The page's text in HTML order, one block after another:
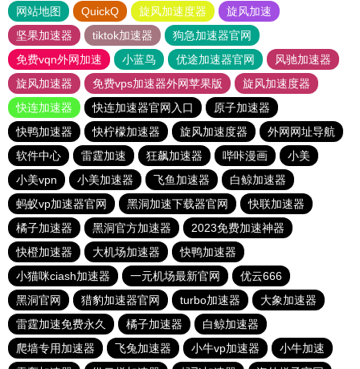
网站地图 QuickQ 旋风加速度器
旋风加速
坚果加速器
tiktok加速器
狗急加速器官网
免费vqn外网加速
小蓝鸟 优途加速器官网
风驰加速器
旋风加速器
免费vps加速器外网苹果版
旋风加速度器
快连加速器
快连加速器官网入口
原子加速器
快鸭加速器
快柠檬加速器 旋风加速度器
外网网址导航
软件中心
雷霆加速 狂飙加速器 哔咔漫画
小美
小美vpn
小美加速器 飞鱼加速器
白鲸加速器
蚂蚁vp加速器官网
黑洞加速下载器官网
快联加速器
橘子加速器
黑洞官方加速器
2023免费加速神器
快橙加速器
大机场加速器
快鸭加速器
小猫咪ciash加速器
一元机场最新官网
优云666
黑洞官网
猎豹加速器官网 turbo加速器
大象加速器
雷霆加速免费永久
橘子加速器
白鲸加速器
爬墙专用加速器
飞兔加速器 小牛vp加速器
小牛加速